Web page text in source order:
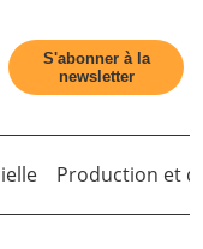
S'abonner à la
newsletter
Production et